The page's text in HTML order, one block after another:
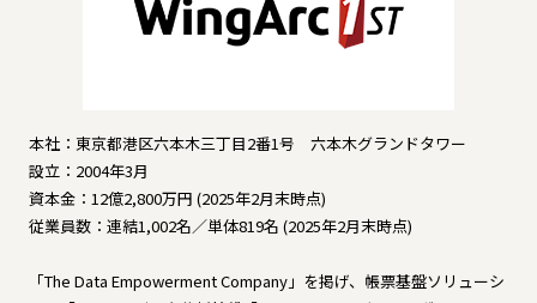
本社：東京都港区六本木三丁目2番1号 六本木グランドタワー
設立：2004年3月
資本金：12億2,800万円 (2025年2月末時点)
従業員数：連結1,002名／単体819名 (2025年2月末時点)
「The Data Empowerment Company」を掲げ、帳票基盤ソリューシ